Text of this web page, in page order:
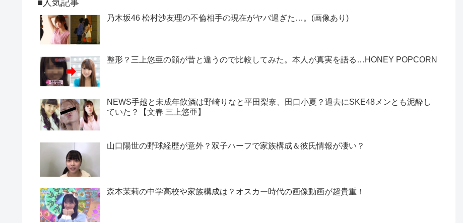
■人気記事
乃木坂46 松村沙友理の不倫相手の現在がヤバ過ぎた…。(画像あり)
整形？三上悠亜の顔が昔と違うので比較してみた。本人が真実を語る…HONEY POPCORN
NEWS手越と未成年飲酒は野崎りなと平田梨奈、田口小夏？過去にSKE48メンとも泥酔し
ていた？【文春 三上悠亜】
山口陽世の野球経歴が意外？双子ハーフで家族構成＆彼氏情報が凄い？
森本茉莉の中学高校や家族構成は？オスカー時代の画像動画が超貴重！